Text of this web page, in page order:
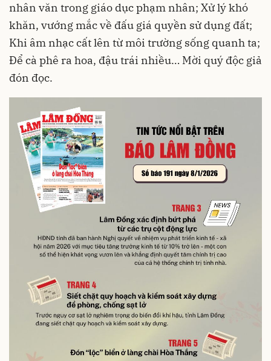
nhân văn trong giáo dục phạm nhân; Xử lý khó
khăn, vướng mắc về đấu giá quyền sử dụng đất;
Khi âm nhạc cất lên từ môi trường sống quanh ta;
Để cà phê ra hoa, đậu trái nhiều… Mời quý độc giả
đón đọc.